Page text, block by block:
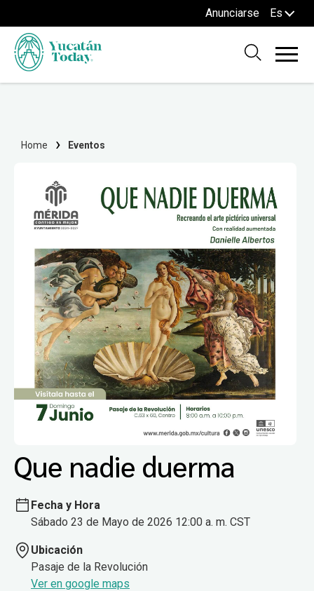
Anunciarse Es
Home Eventos
Que nadie duerma
Fecha y Hora
Sábado 23 de Mayo de 2026 12:00 a. m. CST
Ubicación
Pasaje de la Revolución
Ver en google maps